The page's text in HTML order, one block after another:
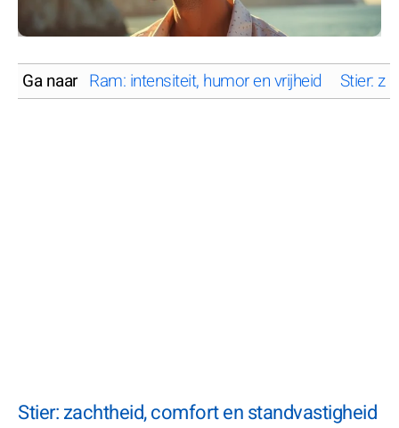
Ga naar Ram: intensiteit, humor en vrijheid Stier:
Stier: zachtheid, comfort en standvastigheid